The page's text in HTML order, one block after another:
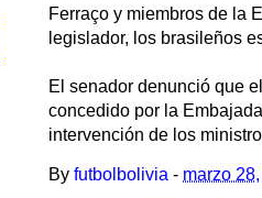
Ferraço y miembros de la
legislador, los brasileños
El senador denunció que
concedido por la
intervención de los
By futbolbolivia - marzo